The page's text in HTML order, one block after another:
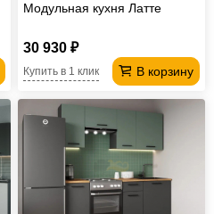
Модульная кухня Латте
30 930 ₽
В корзину
Купить в 1 клик